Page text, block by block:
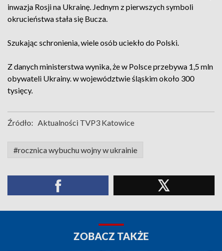
inwazja Rosji na Ukrainę. Jednym z pierwszych symboli
okrucieństwa stała się Bucza.
Szukając schronienia, wiele osób uciekło do Polski.
Z danych ministerstwa wynika, że w Polsce przebywa 1,5 mln
obywateli Ukrainy. w województwie śląskim około 300
tysięcy.
Źródło: Aktualności TVP3 Katowice
#rocznica wybuchu wojny w ukrainie
ZOBACZ TAKŻE